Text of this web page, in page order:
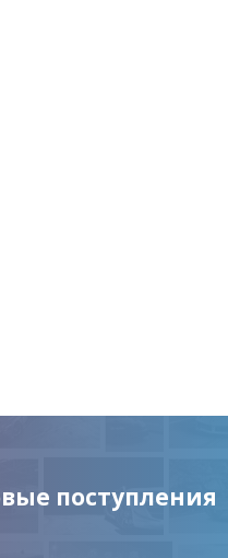
поступления